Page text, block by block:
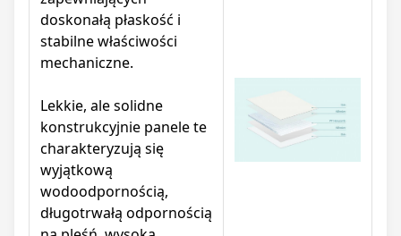
doskonałą płaskość i
stabilne właściwości
mechaniczne.
Lekkie, ale solidne
konstrukcyjnie panele te
charakteryzują się
wyjątkową
wodoodpornością,
długotrwałą odpornością